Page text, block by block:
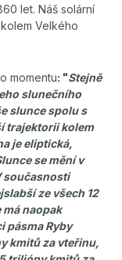
let. Náš solární
Velkého
momentu: "Stejně
slunečního
slunce spolu s
trajektorii kolem
je eliptická,
se mění v
současnosti
ze všech 12
naopak
pásma Ryby
kmitů za vteřinu,